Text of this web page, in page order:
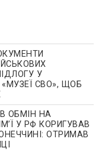
У
СВО», ЩОБ
ОБМІН НА
У РФ КОРИГУВАВ
ОТРИМАВ